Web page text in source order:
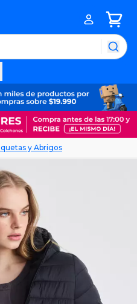
y Abrigos